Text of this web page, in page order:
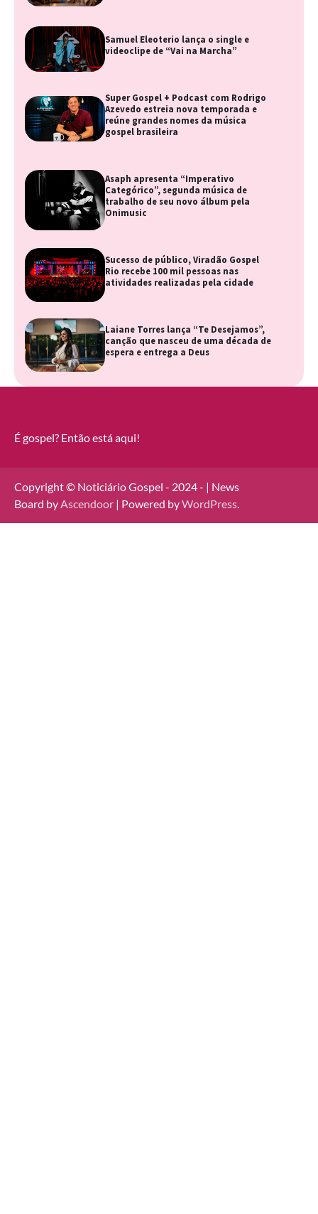
Samuel Eleoterio lança o single e
videoclipe de “Vai na Marcha”
Super Gospel + Podcast com Rodrigo
Azevedo estreia nova temporada e
reúne grandes nomes da música
gospel brasileira
Asaph apresenta “Imperativo
Categórico”, segunda música de
trabalho de seu novo álbum pela
Onimusic
Sucesso de público, Viradão Gospel
Rio recebe 100 mil pessoas nas
atividades realizadas pela cidade
Laiane Torres lança “Te Desejamos”,
canção que nasceu de uma década de
espera e entrega a Deus
É gospel? Então está aqui!
Copyright © Noticiário Gospel - 2024 - | News
Board byAscendoor | Powered byWordPress.